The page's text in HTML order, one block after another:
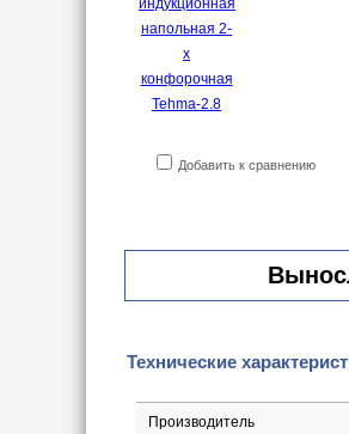
Добавить к сравнению
Технические
Производитель